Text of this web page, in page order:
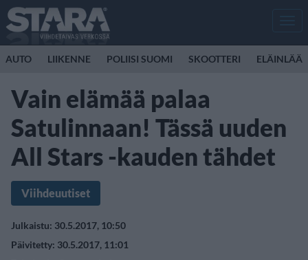
AUTO LIIKENNE POLIISI SUOMI SKOOTTERI
Vain elämää palaa
Satulinnaan! Tässä uuden
All Stars -kauden tähdet
Viihdeuutiset
Julkaistu: 30.5.2017, 10:50
Päivitetty: 30.5.2017, 11:01